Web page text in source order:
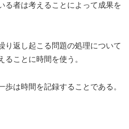
る者は考えることによって成果を
り返し起こる問題の処理について
ることに時間を使う。
歩は時間を記録することである。